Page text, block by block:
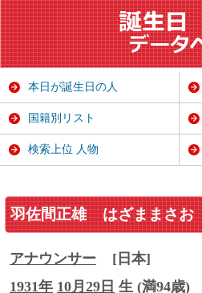
羽佐間正雄 はざままさお
アナウンサー
[日本]
1931年 10月29日 生 (満94歳)
本日が誕生日の人
国籍別リスト
検索上位 人物